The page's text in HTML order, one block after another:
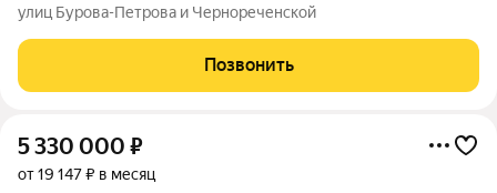
улиц Бурова-Петрова и Чернореченской
Позвонить
5 330 000 ₽
от 19 147 ₽ в месяц